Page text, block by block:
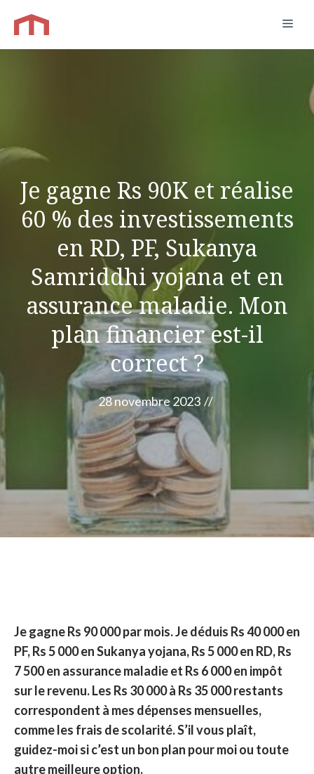
contenu
Je gagne Rs 90K et réalise
60 % des investissements
en RD, PF, Sukanya
Samriddhi yojana et en
assurance maladie. Mon
plan financier est-il
correct ?
28 novembre 2023 //
Je gagne Rs 90 000 par mois. Je déduis Rs 40 000 en
PF, Rs 5 000 en Sukanya yojana, Rs 5 000 en RD, Rs
7 500 en assurance maladie et Rs 6 000 en impôt
sur le revenu. Les Rs 30 000 à Rs 35 000 restants
correspondent à mes dépenses mensuelles,
comme les frais de scolarité. S’il vous plaît,
guidez-moi si c’est un bon plan pour moi ou toute
autre meilleure option.